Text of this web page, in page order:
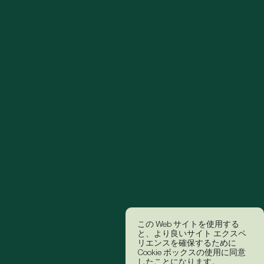
この Web サイトを使用する
と、より良いサイト エクスペ
リエンスを確保するために
Cookie ボックスの使用に同意
したことになります。